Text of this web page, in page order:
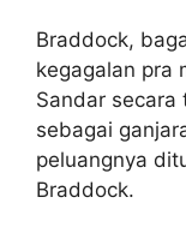
Braddock,
kegagalan pra
Sandar
sebagai
peluangnya
Braddock.